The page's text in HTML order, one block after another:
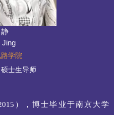
Jing
学院
士生导师
），博士毕业于南京大学